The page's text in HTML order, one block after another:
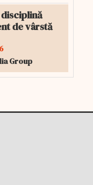
de vârstă
Group